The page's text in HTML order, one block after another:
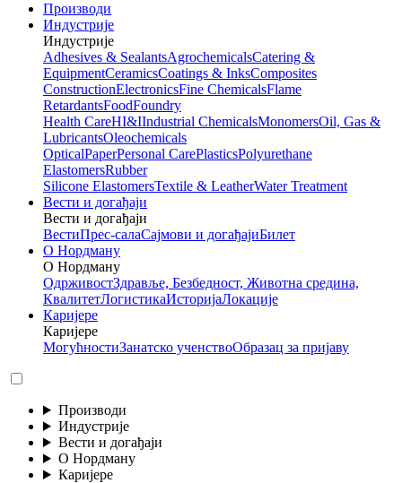
Производи
Индустрије
Индустрије
Adhesives & SealantsAgrochemicalsCatering &
EquipmentCeramicsCoatings & InksComposites
ConstructionElectronicsFine ChemicalsFlame
RetardantsFoodFoundry
Health CareHI&IIndustrial ChemicalsMonomersOil, Gas &
LubricantsOleochemicals
OpticalPaperPersonal CarePlasticsPolyurethane
ElastomersRubber
Silicone ElastomersTextile & LeatherWater Treatment
Вести и догађаји
Вести и догађаји
ВестиПрес-салаСајмови и догађајиБилет
О Нордману
О Нордману
ОдрживостЗдравље, Безбедност, Животна средина,
КвалитетЛогистикаИсторијаЛокације
Каријере
Каријере
МогућностиЗанатско ученствоОбразац за пријаву
Производи
Индустрије
Вести и догађаји
О Нордману
Каријере